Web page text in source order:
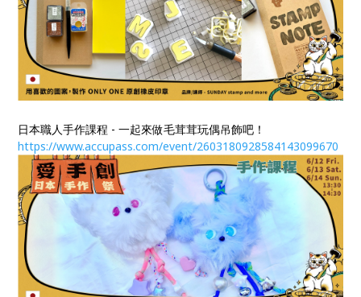
日本職人手作課程 - 一起來做毛茸茸玩偶吊飾吧！
https://www.accupass.com/event/2603180928584143099670